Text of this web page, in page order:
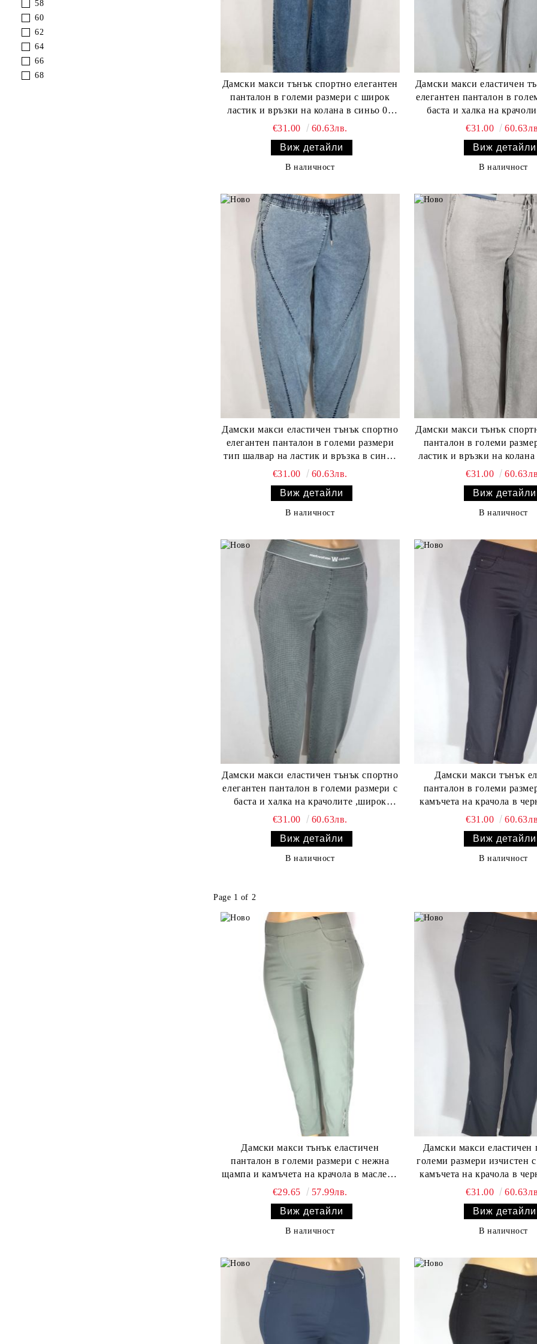
58
60
62
64
66
68
Дамски макси тънък спортно елегантен
панталон в големи размери с широк
ластик и връзки на колана в синьо 03
00581
€31.00
60.63лв.
Виж детайли
В наличност
Дамски макси еластичен тънък спортно
елегантен панталон в
баста и халка на
ластик в
€31.00
Виж детайли
В наличност
Дамски макси еластичен тънък спортно
елегантен панталон в големи размери
тип шалвар на ластик и връзка в синьо
03 00577
€31.00
60.63лв.
Виж детайли
В наличност
Дамски макси тънък спортно елегантен
панталон в големи размери с
ластик и връзки на колана
€31.00
Виж детайли
В наличност
Дамски макси еластичен тънък спортно
елегантен панталон в големи размери с
баста и халка на крачолите ,широк
€31.00
60.63лв.
Виж детайли
В наличност
Дамски макси тънък
панталон в големи
камъчета на крачола в
€31.00
Виж детайли
В наличност
Page 1 of 2
Дамски макси тънък еластичен
панталон в големи размери с нежна
щампа и камъчета на крачола в маслено
зелено 03 00540
€29.65
57.99лв.
Виж детайли
В наличност
Дамски макси еластичен панталон в
големи размери изчистен
€31.00
Виж детайли
В наличност